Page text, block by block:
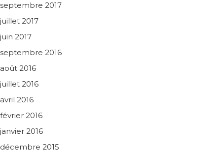
septembre 2017
juillet 2017
juin 2017
septembre 2016
août 2016
juillet 2016
avril 2016
février 2016
janvier 2016
décembre 2015